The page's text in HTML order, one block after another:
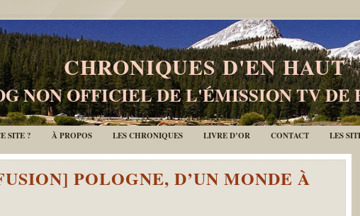
CHRONIQUES D'EN HAUT
NON OFFICIEL DE L'ÉMISSION TV DE
SITE ? À PROPOS LES CHRONIQUES LIVRE D’OR CONTACT LES
POLOGNE, D’UN MONDE À